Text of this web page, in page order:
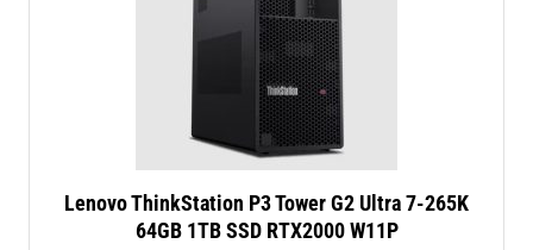
Lenovo ThinkStation P3 Tower G2 Ultra 7-265K
64GB 1TB SSD RTX2000 W11P